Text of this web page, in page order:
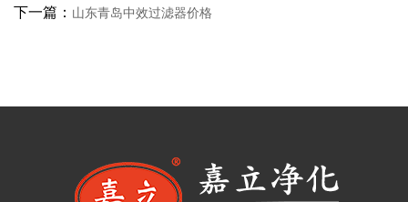
下一篇： 山东青岛中效过滤器价格